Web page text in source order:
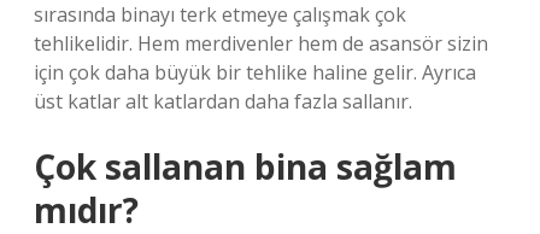
sırasında binayı terk etmeye çalışmak çok
tehlikelidir. Hem merdivenler hem de asansör sizin
için çok daha büyük bir tehlike haline gelir. Ayrıca
üst katlar alt katlardan daha fazla sallanır.
Çok sallanan bina sağlam
mıdır?